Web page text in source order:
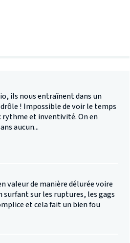
ils nous entraînent dans un
! Impossible de voir le temps
rythme et inventivité. On en
aucun...
valeur de manière délurée voire
surfant sur les ruptures, les gags
et cela fait un bien fou